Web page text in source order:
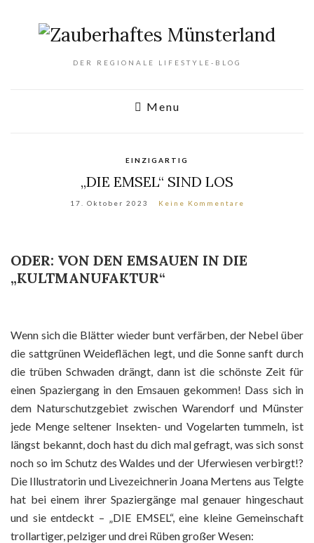
DER REGIONALE LIFESTYLE-BLOG
Menu
EINZIGARTIG
„DIE EMSEL“ SIND LOS
17. Oktober 2023 Keine Kommentare
ODER: VON DEN EMSAUEN IN DIE
„KULTMANUFAKTUR“
Wenn sich die Blätter wieder bunt verfärben, der Nebel über
die sattgrünen Weideflächen legt, und die Sonne sanft durch
die trüben Schwaden drängt, dann ist die schönste Zeit für
einen Spaziergang in den Emsauen gekommen! Dass sich in
dem Naturschutzgebiet zwischen Warendorf und Münster
jede Menge seltener Insekten- und Vogelarten tummeln, ist
längst bekannt, doch hast du dich mal gefragt, was sich sonst
noch so im Schutz des Waldes und der Uferwiesen verbirgt!?
Die Illustratorin und Livezeichnerin Joana Mertens aus Telgte
hat bei einem ihrer Spaziergänge mal genauer hingeschaut
und sie entdeckt – „DIE EMSEL“, eine kleine Gemeinschaft
trollartiger, pelziger und drei Rüben großer Wesen: